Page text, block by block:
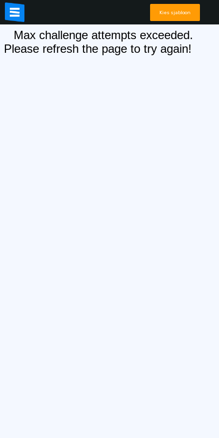
Kies sjabloon